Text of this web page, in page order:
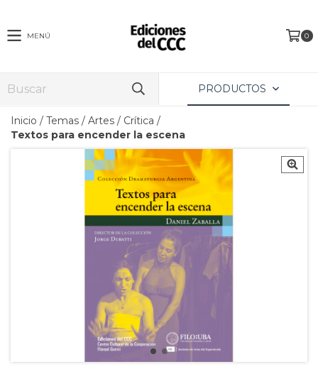
MENÚ 0
PRODUCTOS
Inicio / Temas / Artes / Crítica /
Textos para encender la escena